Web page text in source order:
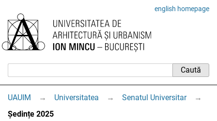
english homepage
UAUIM → Universitatea → Senatul Universitar
→
Ședințe 2025